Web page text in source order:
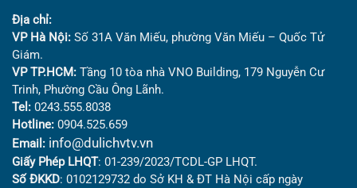
Địa chỉ:
VP Hà Nội: Số 31A Văn Miếu, phường Văn Miếu – Quốc Tử
Giám.
VP TP.HCM: Tầng 10 tòa nhà VNO Building, 179 Nguyễn Cư
Trinh, Phường Cầu Ông Lãnh.
Tel: 0243.555.8038
Hotline: 0904.525.659
Email: info@dulichvtv.vn
Giấy Phép LHQT: 01-239/2023/TCDL-GP LHQT.
Số ĐKKD: 0102129732 do Sở KH & ĐT Hà Nội cấp ngày